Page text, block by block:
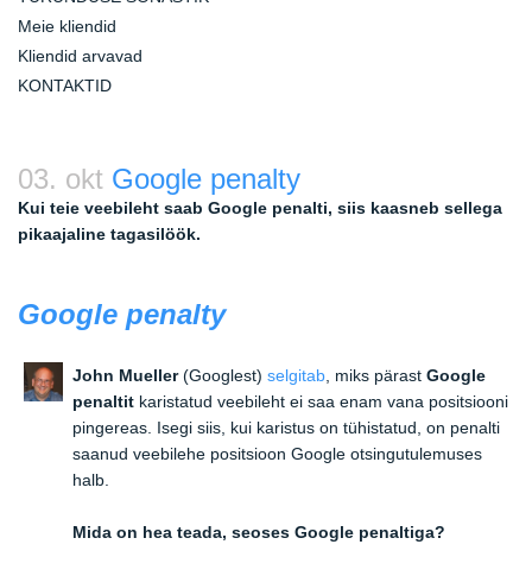
Meie kliendid
Kliendid arvavad
KONTAKTID
03. okt Google penalty
Kui teie veebileht saab Google penalti, siis kaasneb sellega
pikaajaline tagasilöök.
Google penalty
John Mueller(Googlest) selgitab , miks pärast Google
penaltit karistatud veebileht ei saa enam vana positsiooni
pingereas. Isegi siis, kui karistus on tühistatud, on penalti
saanud veebilehe positsioon Google otsingutulemuses
halb.
Mida on hea teada, seoses Google penaltiga?